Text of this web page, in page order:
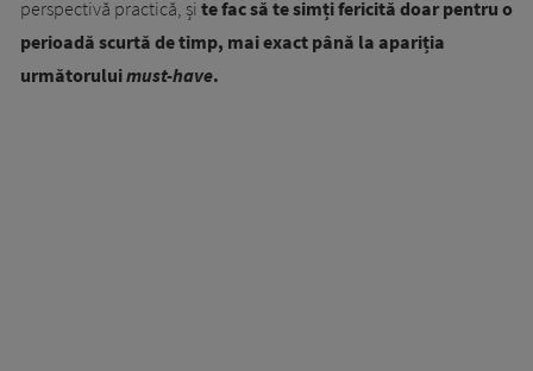
perspectivă practică, și te fac să te simți fericită doar pentru o
perioadă scurtă de timp, mai exact până la apariția
următoruluimust-have.